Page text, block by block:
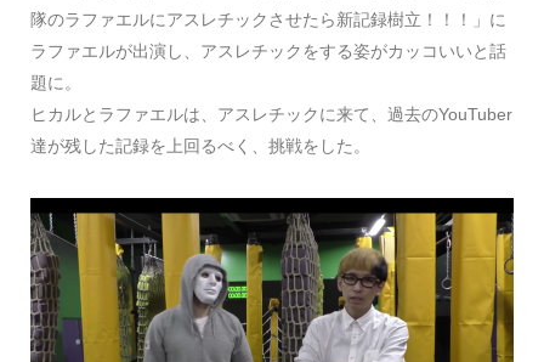
隊のラファエルにアスレチックさせたら新記録樹立！！！」に
ラファエルが出演し、アスレチックをする姿がカッコいいと話
題に。
ヒカルとラファエルは、アスレチックに来て、過去のYouTuber
達が残した記録を上回るべく、挑戦をした。